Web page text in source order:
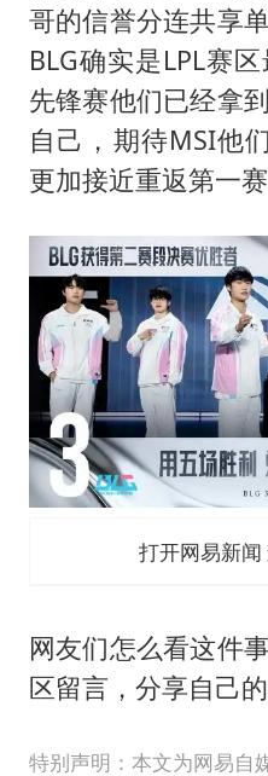
哥的信誉分连共享
BLG确实是LPL赛
先锋赛他们已经拿
自己，期待MSI他
更加接近重返第一赛
打开网易新
网友们怎么看这件
区留言，分享自己的
特别声明：本文为网易自